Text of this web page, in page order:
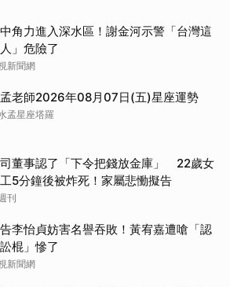
角力進入深水區！謝金河示警「台灣這
」危險了
新聞網
老師2026年08月07日(五)星座運勢
孟星座塔羅
董事認了「下令把錢放金庫」 22歲女
5分鐘後被炸死！家屬悲慟擬告
刊
李怡貞妨害名譽吞敗！黃宥嘉遭嗆「認
棍」慘了
新聞網